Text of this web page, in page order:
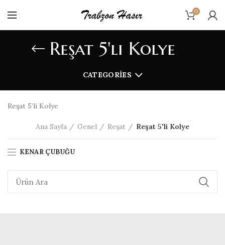
0
Reşat 5'li Kolye
CATEGORIES
Reşat 5’li Kolye
Ana Sayfa Genel Reşat Reşat 5'li Kolye
KENAR ÇUBUĞU